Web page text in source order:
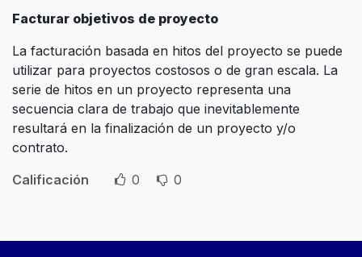
Facturar objetivos de proyecto
La facturación basada en hitos del proyecto se puede
utilizar para proyectos costosos o de gran escala. La
serie de hitos en un proyecto representa una
secuencia clara de trabajo que inevitablemente
resultará en la finalización de un proyecto y/o
contrato.
Calificación
0 0